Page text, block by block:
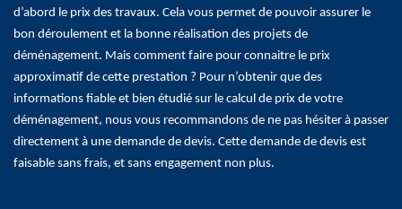
d’abord le prix des travaux. Cela vous permet de pouvoir assurer le
bon déroulement et la bonne réalisation des projets de
déménagement. Mais comment faire pour connaitre le prix
approximatif de cette prestation ? Pour n’obtenir que des
informations fiable et bien étudié sur le calcul de prix de votre
déménagement, nous vous recommandons de ne pas hésiter à passer
directement à une demande de devis. Cette demande de devis est
faisable sans frais, et sans engagement non plus.